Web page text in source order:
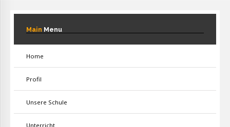
Main Menu
Home
Profil
Unsere Schule
Unterricht